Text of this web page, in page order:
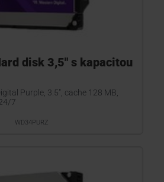
disk 3,5" s kapacitou
Purple, 3.5", cache 128 MB,
7
WD34PURZ